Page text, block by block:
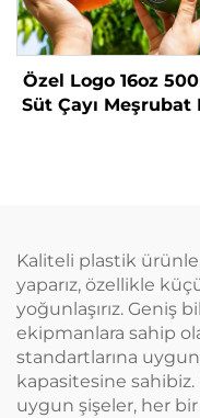
Özel Logo 16oz
Süt Çayı Meşrubat
Kaliteli plastik
yaparız, özellikle
yoğunlaşırız. Geniş
ekipmanlara sahip
standartlarına
kapasitesine
uygun şişeler, her